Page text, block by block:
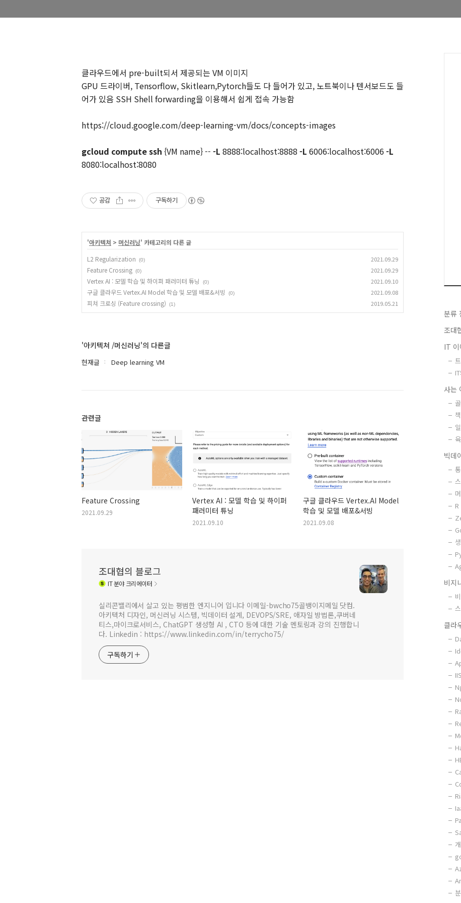
클라우드에서 pre-built되서 제공되는 VM 이미지
GPU 드라이버, Tensorflow, Skitlearn,Pytorch들도 다 들어가 있고, 노트북이나 텐서보드도 들
어가 있음 SSH Shell forwarding을 이용해서 쉽게 접속 가능함
https://cloud.google.com/deep-learning-vm/docs/concepts-images
gcloud compute ssh {VM name}-- -L 8888:localhost:8888 -L 6006:localhost:6006 -L
8080:localhost:8080
공감 구독하기
'아키텍쳐 > 머신러닝' 카테고리의 다른 글
L2 Regularization
(0) 2021.09.29
Feature Crossing (0) 2021.09.29
Vertex AI : 모델 학습 및 하이퍼 패러미터 튜닝 (0) 2021.09.10
구글 클라우드 Vertex.AI Model 학습 및 모델 배포&서빙 (0) 2021.09.08
피쳐 크로싱 (Feature crossing) (1) 2019.05.21
'아키텍쳐 /머신러닝'의 다른글
현재글 Deep learning VM
관련글
Feature Crossing
2021.09.29
Vertex AI : 모델 학습 및 하이퍼
패러미터 튜닝
2021.09.10
구글 클라우드 Vertex.AI Model
학습 및 모델 배포&서빙
2021.09.08
조대협의 블로그
IT분야 크리에이터
실리콘밸리에서 살고 있는 평범한 엔지니어 입니다 이메일-bwcho75골뱅이지메일 닷컴.
아키텍처 디자인, 머신러닝 시스템, 빅데이터 설계, DEVOPS/SRE, 애자일 방법론,쿠버네
티스,마이크로서비스, ChatGPT 생성형 AI , CTO 등에 대한 기술 멘토링과 강의 진행합니
다. Linkedin : https://www.linkedin.com/in/terrycho75/
구독하기
분류
조대
IT 이
사는
책
빅데
R
비지
클라
IIS